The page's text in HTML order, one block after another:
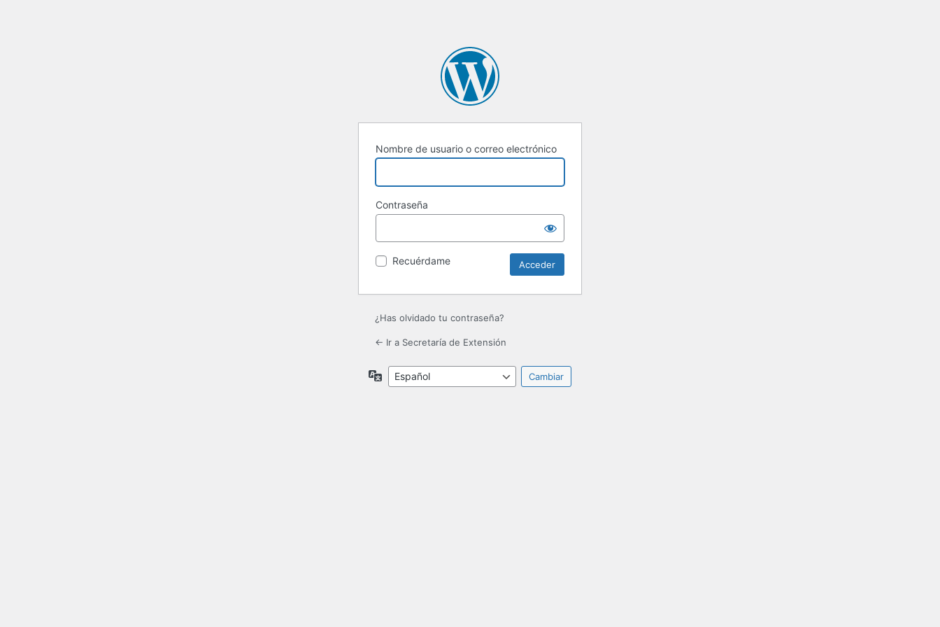
Nombre de usuario o correo electrónico
Contraseña
Recuérdame
¿Has olvidado tu contraseña?
← Ir a Secretaría de Extensión
Idioma